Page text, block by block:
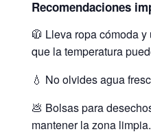
Recomendaciones
🧥 Lleva ropa cómoda
que la temperatura
💧 No olvides agua
💩 Bolsas para
mantener la zona limpia.